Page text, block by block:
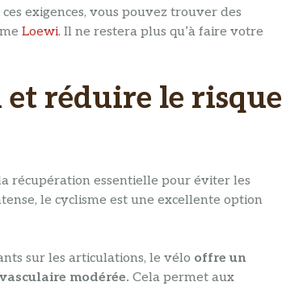
exigences, vous pouvez trouver des
Loewi. Il ne restera plus qu’à faire votre
réduire le risque
récupération essentielle pour éviter les
le cyclisme est une excellente option
sur les articulations, le vélo offre un
modérée. Cela permet aux